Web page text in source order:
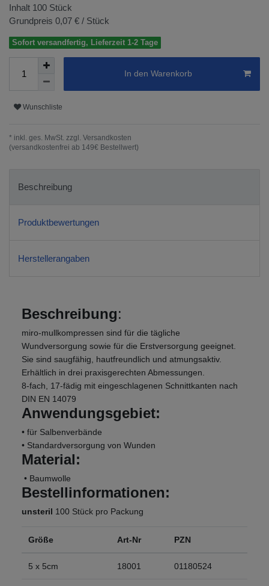
Inhalt 100 Stück
Grundpreis 0,07 € / Stück
Sofort versandfertig, Lieferzeit 1-2 Tage
In den Warenkorb
Wunschliste
* inkl. ges. MwSt. zzgl. Versandkosten
(versandkostenfrei ab 149€ Bestellwert)
Beschreibung
Produktbewertungen
Herstellerangaben
Beschreibung:
miro-mullkompressen sind für die tägliche
Wundversorgung sowie für die Erstversorgung geeignet.
Sie sind saugfähig, hautfreundlich und atmungsaktiv.
Erhältlich in drei praxisgerechten Abmessungen.
8-fach, 17-fädig mit eingeschlagenen Schnittkanten nach
DIN EN 14079
Anwendungsgebiet:
• für Salbenverbände
• Standardversorgung von Wunden
Material:
• Baumwolle
Bestellinformationen:
unsteril 100 Stück pro Packung
Größe Art-Nr PZN
5 x 5cm 18001 01180524